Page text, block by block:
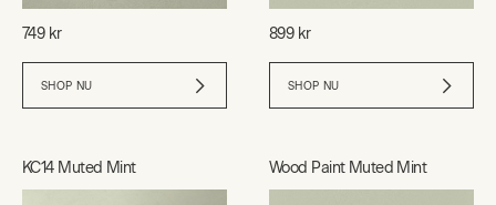
749 kr
SHOP NU
899 kr
SHOP NU
KC14 Muted Mint Wood Paint Muted Mint